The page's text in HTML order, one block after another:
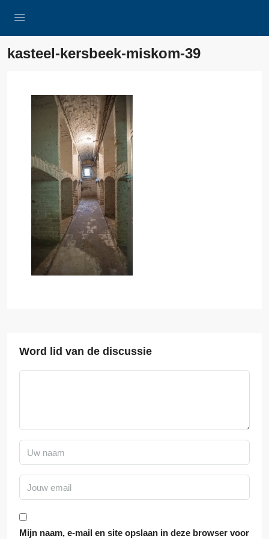
kasteel-kersbeek-miskom-39
Word lid van de discussie
Mijn naam, e-mail en site opslaan in deze browser voor